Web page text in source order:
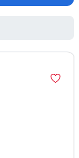
соответствии с
пленка на фары
придерживаемся